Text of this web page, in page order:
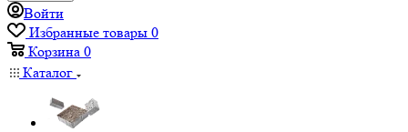
Войти
Избранные товары 0
Корзина 0
Каталог